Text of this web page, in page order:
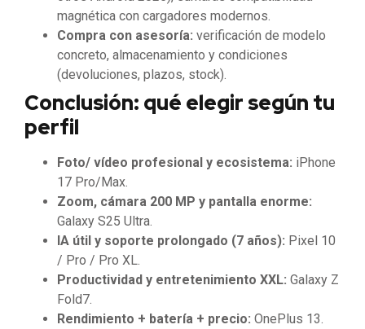
magnética con cargadores modernos.
Compra con asesoría: verificación de modelo
concreto, almacenamiento y condiciones
(devoluciones, plazos, stock).
Conclusión: qué elegir según tu
perfil
Foto/ vídeo profesional y ecosistema: iPhone
17 Pro/Max.
Zoom, cámara 200 MP y pantalla enorme:
Galaxy S25 Ultra.
IA útil y soporte prolongado (7 años): Pixel 10
/ Pro / Pro XL.
Productividad y entretenimiento XXL: Galaxy Z
Fold7.
Rendimiento + batería + precio: OnePlus 13.